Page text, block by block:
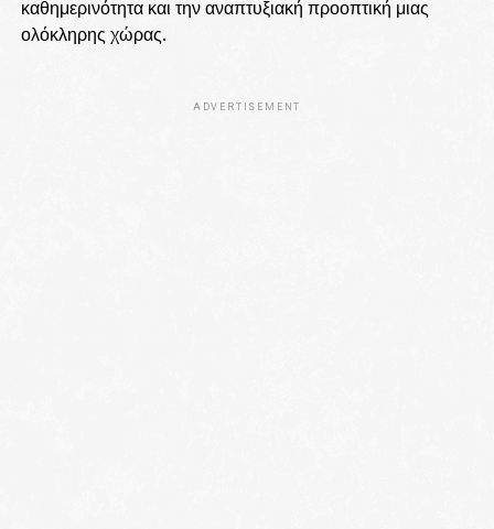
καθημερινότητα και την αναπτυξιακή προοπτική μιας
ολόκληρης χώρας.
ADVERTISEMENT